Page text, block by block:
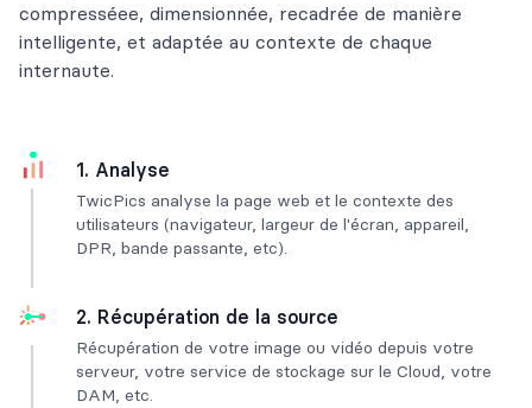
compresséee, dimensionnée, recadrée de manière
intelligente, et adaptée au contexte de chaque
internaute.
1. Analyse
TwicPics analyse la page web et le contexte des
utilisateurs (navigateur, largeur de l'écran, appareil,
DPR, bande passante, etc).
2. Récupération de la source
Récupération de votre image ou vidéo depuis votre
serveur, votre service de stockage sur le Cloud, votre
DAM, etc.